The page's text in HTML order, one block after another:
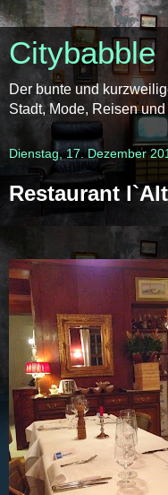
Citybabble
Der bunte und
Stadt, Mode, Reisen
Dienstag, 17. Dezember
Restaurant